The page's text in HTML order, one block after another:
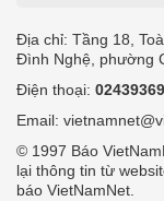
Địa chỉ: Tầng 18,
Đình Nghệ, phường
Điện thoại:
Email:
© 1997 Báo
lại thông tin từ
báo VietNamNet.